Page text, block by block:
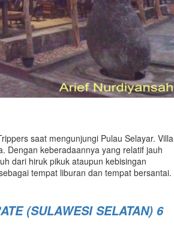
saat mengunjungi Pulau Selayar. Villa
Dengan keberadaannya yang relatif jauh
dari hiruk pikuk ataupun kebisingan
tempat liburan dan tempat bersantai.
(SULAWESI SELATAN) 6